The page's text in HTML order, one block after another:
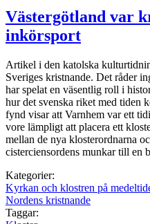
Västergötland var
inkörsport
Artikel i den katolska
Sveriges kristnande. Det råder
har spelat en väsentlig roll i
hur det svenska riket med tiden
fynd visar att Varnhem var ett
vore lämpligt att placera ett
mellan de nya klosterordnarna
cisterciensordens munkar till en
Kategorier:
Kyrkan och klostren på
Nordens kristnande
Taggar: